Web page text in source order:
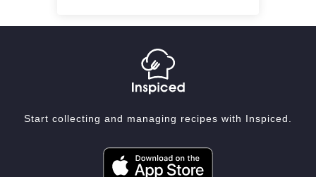
Start collecting and managing recipes with Inspiced.